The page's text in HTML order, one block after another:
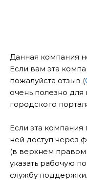
Данная компания
Если вам эта
пожалуйста отзыв (
очень полезно
городского
Если эта
ней доступ через
(в верхнем правом
указать рабочую
службу поддержки.